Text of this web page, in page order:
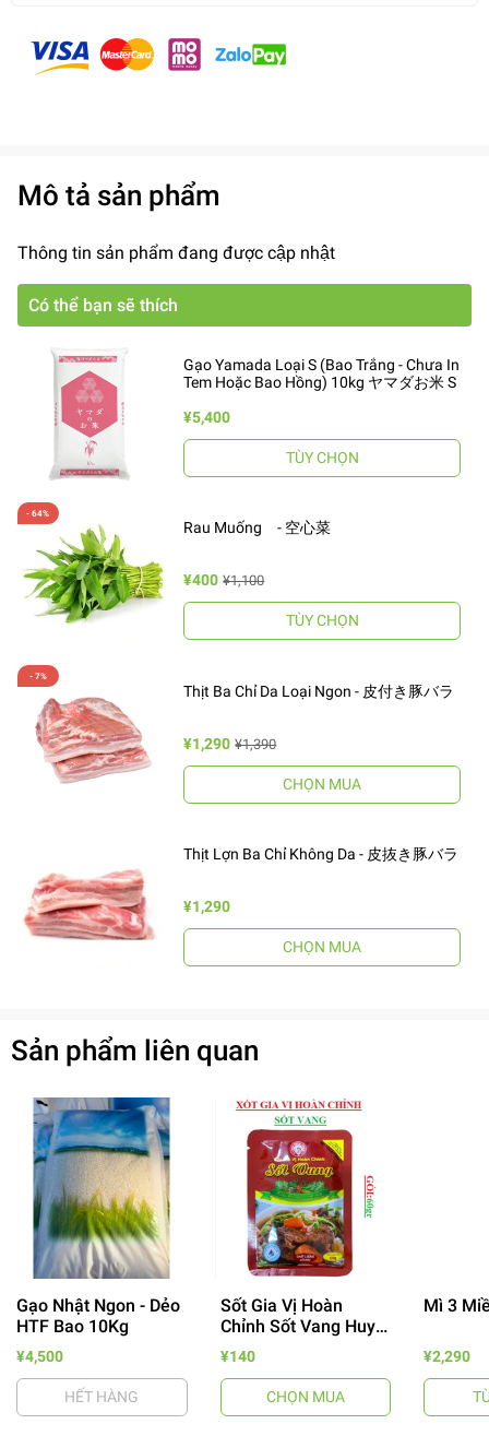
Mô tả sản phẩm
Thông tin sản phẩm đang được cập nhật
Có thể bạn sẽ thích
Gạo Yamada Loại S (Bao Trắng - Chưa In
Tem Hoặc Bao Hồng) 10kg ヤマダお米 S
¥5,400
TÙY CHỌN
- 64%
Rau Muống - 空心菜
¥400 ¥1,100
TÙY CHỌN
Thịt Ba Chỉ Da Loại Ngon - 皮付き豚バラ
¥1,290 ¥1,390
CHỌN MUA
Thịt Lợn Ba Chỉ Không Da - 皮抜き豚バラ
¥1,290
CHỌN MUA
Sản phẩm liên quan
Gạo Nhật Ngon - Dẻo
HTF Bao 10Kg
¥4,500
HẾT HÀNG
Sốt Gia Vị Hoàn
Chỉnh Sốt Vang Huy
Tuấn
¥140
CHỌN MUA
Mì 3
¥2,290